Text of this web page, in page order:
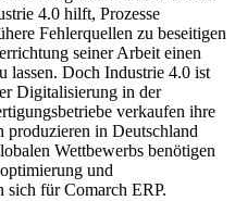
4.0 hilft, Prozesse
Fehlerquellen zu beseitigen
seiner Arbeit einen
lassen. Doch Industrie 4.0 ist
Digitalisierung in der
verkaufen ihre
produzieren in Deutschland
Wettbewerbs benötigen
und
sich für Comarch ERP.